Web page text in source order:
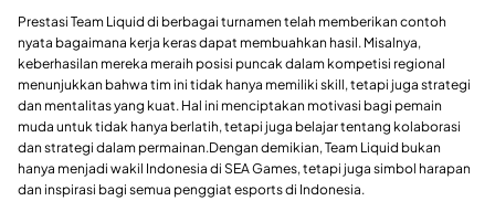
Prestasi Team Liquid di berbagai turnamen telah memberikan contoh
nyata bagaimana kerja keras dapat membuahkan hasil. Misalnya,
keberhasilan mereka meraih posisi puncak dalam kompetisi regional
menunjukkan bahwa tim ini tidak hanya memiliki skill, tetapi juga strategi
dan mentalitas yang kuat. Hal ini menciptakan motivasi bagi pemain
muda untuk tidak hanya berlatih, tetapi juga belajar tentang kolaborasi
dan strategi dalam permainan.Dengan demikian, Team Liquid bukan
hanya menjadi wakil Indonesia di SEA Games, tetapi juga simbol harapan
dan inspirasi bagi semua penggiat esports di Indonesia.